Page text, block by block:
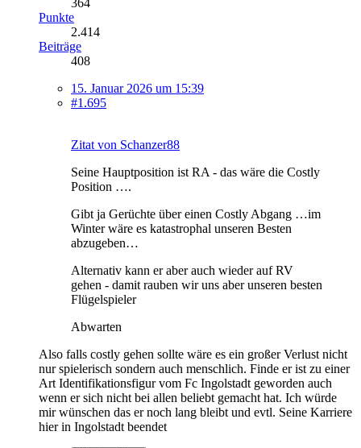
Punkte
2.414
Beiträge
408
15. Januar 2026 um 15:39
#1.695
Zitat von Schanzer88
Seine Hauptposition ist RA - das wäre die Costly
Position ….
Gibt ja Gerüchte über einen Costly Abgang …im
Winter wäre es katastrophal unseren Besten
abzugeben…
Alternativ kann er aber auch wieder auf RV
gehen - damit rauben wir uns aber unseren besten
Flügelspieler
Abwarten
Also falls costly gehen sollte wäre es ein großer Verlust nicht
nur spielerisch sondern auch menschlich. Finde er ist zu einer
Art Identifikationsfigur vom Fc Ingolstadt geworden auch
wenn er sich nicht bei allen beliebt gemacht hat. Ich würde
mir wünschen das er noch lang bleibt und evtl. Seine Karriere
hier in Ingolstadt beendet